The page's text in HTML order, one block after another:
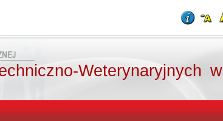
Weterynaryjnych w